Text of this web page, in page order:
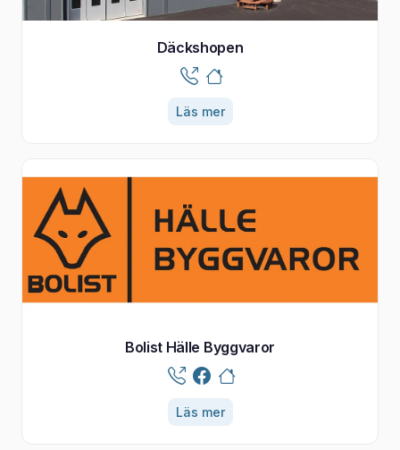
Däckshopen
Läs mer
Bolist Hälle Byggvaror
Läs mer